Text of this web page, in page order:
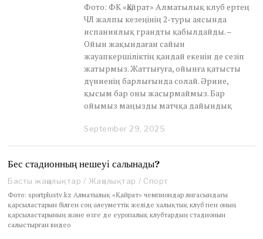
Фото: ФК «Қайрат» Алматылық клуб ертең
ЧЛ жалпы кезеңінің 2-туры аясында
испаниялық грандты қабылдайды. –
Ойын жақындаған сайын
жауапкершіліктің қандай екенін де сезіп
жатырмыз. Жаттығуға, ойынға қатысты
дүниенің барлығында солай. Әрине,
қысым бар оны жасырмаймыз. Бар
ойымыз маңызды матчқа дайындық
September 29, 2025
p
m
b
e
r
Бес стадионның нешеуі салынады?
Басты жаңалықтар / Жаңалықтар / Спорт
Фото: sportplustv.kz Алматылық «Қайрат» чемпиондар лигасындағы
қарсыластарын білген соң әлеуметтік желіде халықтық клуб пен оның
қарсыластарының және өзге де еуропалық клубтардың стадионын
салыстырған видео